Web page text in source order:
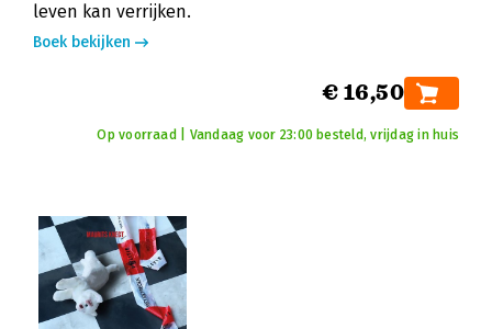
leven kan verrijken.
Boek bekijken
€ 16,50
Op voorraad | Vandaag voor 23:00 besteld, vrijdag in huis